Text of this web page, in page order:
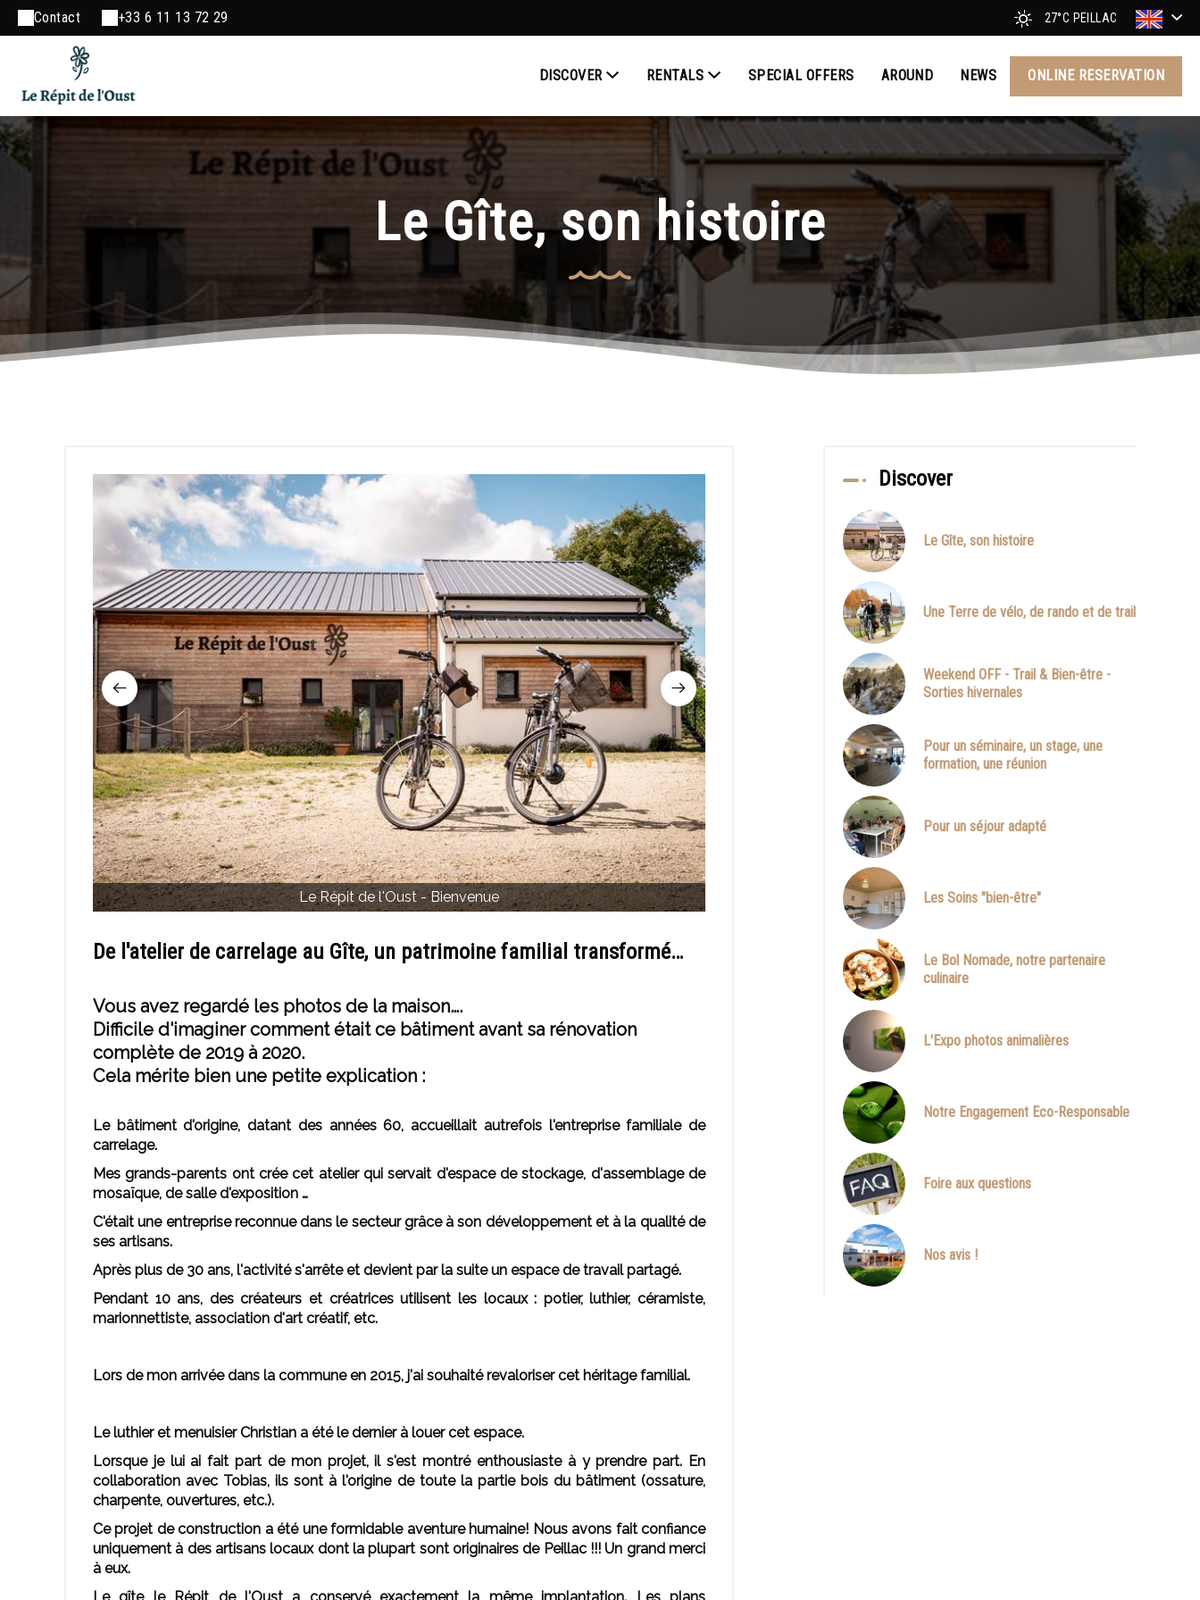
Contact +33 6 11 13 72 29 27°C PEILLAC
DISCOVER RENTALS SPECIAL OFFERS AROUND NEWS ONLINE RESERVATION
Le Gîte, son histoire
Le Répit de l'Oust - Bienvenue Le Répit de l'Oust - Côté terrasse et jardin
De l'atelier de carrelage au Gîte, un patrimoine familial transformé…
Vous avez regardé les photos de la maison….
Difficile d'imaginer comment était ce bâtiment avant sa rénovation
complète de 2019 à 2020.
Cela mérite bien une petite explication :
Le bâtiment d'origine, datant des années 60, accueillait autrefois l'entreprise familiale de
carrelage.
Mes grands-parents ont crée cet atelier qui servait d'espace de stockage, d'assemblage de
mosaïque, de salle d'exposition …
C'était une entreprise reconnue dans le secteur grâce à son développement et à la qualité de
ses artisans.
Après plus de 30 ans, l'activité s'arrête et devient par la suite un espace de travail partagé.
Pendant 10 ans, des créateurs et créatrices utilisent les locaux : potier, luthier, céramiste,
marionnettiste, association d'art créatif, etc.
Lors de mon arrivée dans la commune en 2015, j'ai souhaité revaloriser cet héritage familial.
Le luthier et menuisier Christian a été le dernier à louer cet espace.
Lorsque je lui ai fait part de mon projet, il s'est montré enthousiaste à y prendre part. En
collaboration avec Tobias, ils sont à l'origine de toute la partie bois du bâtiment (ossature,
charpente, ouvertures, etc.).
Ce projet de construction a été une formidable aventure humaine! Nous avons fait confiance
uniquement à des artisans locaux dont la plupart sont originaires de Peillac !!! Un grand merci
à eux.
Discover
Le Gîte, son histoire
Une Terre de vélo, de rando et de trail
Weekend OFF - Trail & Bien-être -
Sorties hivernales
Pour un séminaire, un stage, une
formation, une réunion
Pour un séjour adapté
Les Soins "bien-être"
Le Bol Nomade, notre partenaire
culinaire
L'Expo photos animalières
Notre Engagement Eco-Responsable
Foire aux questions
Nos avis !